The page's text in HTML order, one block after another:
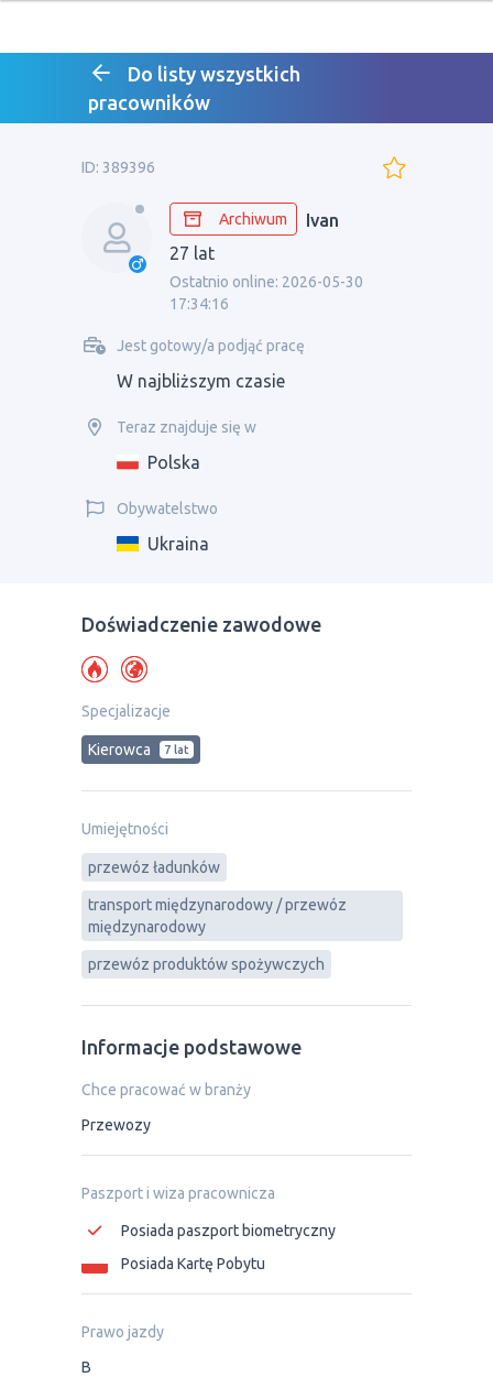
Do listy wszystkich
pracowników
ID: 389396
Archiwum
Ivan
27 lat
Ostatnio online: 2026-05-30
17:34:16
Jest gotowy/a podjąć pracę
W najbliższym czasie
Teraz znajduje się w
Polska
Obywatelstwo
Ukraina
Doświadczenie zawodowe
Specjalizacje
Kierowca 7 lat
Umiejętności
przewóz ładunków
transport międzynarodowy / przewóz
międzynarodowy
przewóz produktów spożywczych
Informacje podstawowe
Chce pracować w branży
Przewozy
Paszport i wiza pracownicza
Posiada paszport biometryczny
Posiada Kartę Pobytu
Prawo jazdy
B